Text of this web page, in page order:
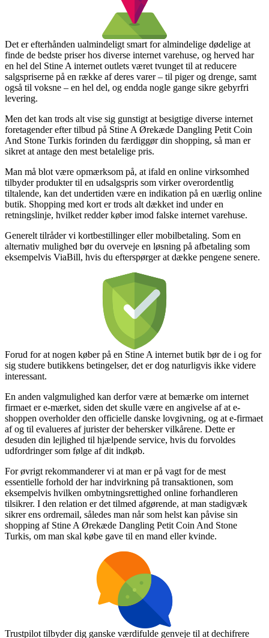
Det er efterhånden ualmindeligt smart for almindelige dødelige at
finde de bedste priser hos diverse internet varehuse, og herved har
en hel del Stine A internet outlets været tvunget til at reducere
salgspriserne på en række af deres varer – til piger og drenge, samt
også til voksne – en hel del, og endda nogle gange sikre gebyrfri
levering.
Men det kan trods alt vise sig gunstigt at besigtige diverse internet
foretagender efter tilbud på Stine A Ørekæde Dangling Petit Coin
And Stone Turkis forinden du færdiggør din shopping, så man er
sikret at antage den mest betalelige pris.
Man må blot være opmærksom på, at ifald en online virksomhed
tilbyder produkter til en udsalgspris som virker overordentlig
tiltalende, kan det undertiden være en indikation på en uærlig online
butik. Shopping med kort er trods alt dækket ind under en
retningslinje, hvilket redder køber imod falske internet varehuse.
Generelt tilråder vi kortbestillinger eller mobilbetaling. Som en
alternativ mulighed bør du overveje en løsning på afbetaling som
eksempelvis ViaBill, hvis du efterspørger at dække pengene senere.
Forud for at nogen køber på en Stine A internet butik bør de i og for
sig studere butikkens betingelser, det er dog naturligvis ikke videre
interessant.
En anden valgmulighed kan derfor være at bemærke om internet
firmaet er e-mærket, siden det skulle være en angivelse af at e-
shoppen overholder den officielle danske lovgivning, og at e-firmaet
af og til evalueres af jurister der behersker vilkårene. Dette er
desuden din lejlighed til hjælpende service, hvis du forvoldes
udfordringer som følge af dit indkøb.
For øvrigt rekommanderer vi at man er på vagt for de mest
essentielle forhold der har indvirkning på transaktionen, som
eksempelvis hvilken ombytningsrettighed online forhandleren
tilsikrer. I den relation er det tilmed afgørende, at man stadigvæk
sikrer ens ordremail, således man når som helst kan påvise sin
shopping af Stine A Ørekæde Dangling Petit Coin And Stone
Turkis, om man skal købe gave til en mand eller kvinde.
Trustpilot tilbyder dig ganske værdifulde genveje til at dechifrere